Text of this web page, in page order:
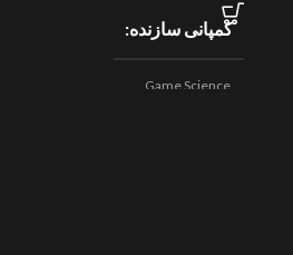
کمپانی سازنده
Game Science